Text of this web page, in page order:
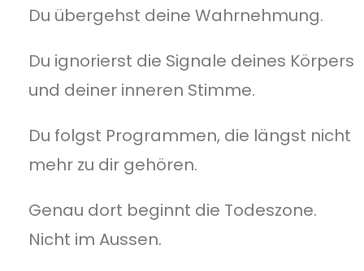
Du übergehst deine Wahrnehmung.
Du ignorierst die Signale deines Körpers
und deiner inneren Stimme.
Du folgst Programmen, die längst nicht
mehr zu dir gehören.
Genau dort beginnt die Todeszone.
Nicht im Aussen.